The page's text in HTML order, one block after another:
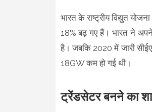
भारत के राष्ट्रीय विद्युत
18% बढ़ गए हैं। भारत ने
है। जबकि 2020 में जारी
18GW कम हो गई थी।
ट्रेंडसेटर बनने का